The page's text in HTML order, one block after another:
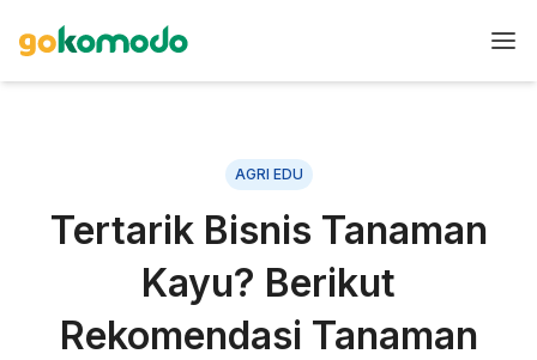
AGRI EDU
Tertarik Bisnis Tanaman
Kayu? Berikut
Rekomendasi Tanaman